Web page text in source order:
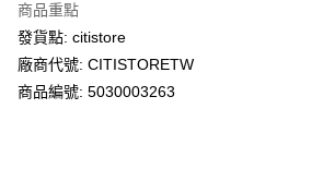
WeChat Pay
送貨方式
商品重點
發貨點: citistore
廠商代號: CITISTORETW
商品編號: 5030003263